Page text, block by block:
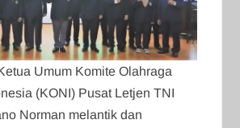
Umum Komite Olahraga
(KONI) Pusat Letjen TNI
Norman melantik dan